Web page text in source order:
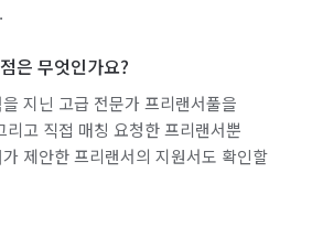
은 무엇인가요?
지닌 고급 전문가 프리랜서풀을
리고 직접 매칭 요청한 프리랜서뿐
제안한 프리랜서의 지원서도 확인할